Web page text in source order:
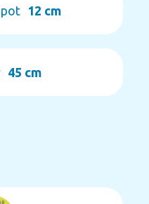
pot 12 cm
45 cm